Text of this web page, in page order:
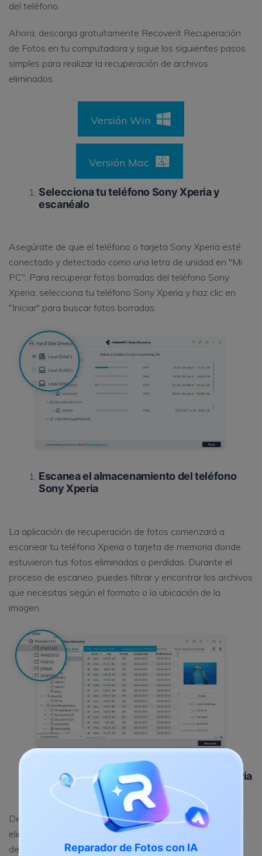
Reparador de Fotos con IA
del teléfono.
Ahora, descarga gratuitamente Recoverit Recuperación
de Fotos en tu computadora y sigue los siguientes pasos
simples para realizar la recuperación de archivos
eliminados.
Versión Win
Versión Mac
Selecciona tu teléfono Sony Xperia y
escanéalo
Asegúrate de que el teléfono o tarjeta Sony Xperia esté
conectado y detectado como una letra de unidad en "Mi
PC". Para recuperar fotos borradas del teléfono Sony
Xperia, selecciona tu teléfono Sony Xperia y haz clic en
"Iniciar" para buscar fotos borradas.
Escanea el almacenamiento del teléfono
Sony Xperia
La aplicación de recuperación de fotos comenzará a
escanear tu teléfono Xperia o tarjeta de memoria donde
estuvieron tus fotos eliminadas o perdidas. Durante el
proceso de escaneo, puedes filtrar y encontrar los archivos
que necesitas según el formato o la ubicación de la
imagen.
Recupera las fotos borradas de Sony Xperia
Después de un momento, puedes previsualizar las fotos
eliminadas en el resultado del escaneo. Marca las que
desees y haz clic en "Recuperar" para guardarlas en un